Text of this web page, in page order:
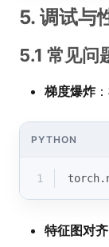
5. 调试与
5.1 常见问
梯度爆炸
PYTHON
1
特征图对